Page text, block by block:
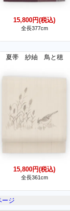
15,800円(税込)
全長377cm
夏帯 紗紬 鳥と穂
15,800円(税込)
全長361cm
ージ